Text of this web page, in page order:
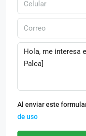
Al enviar este
de uso